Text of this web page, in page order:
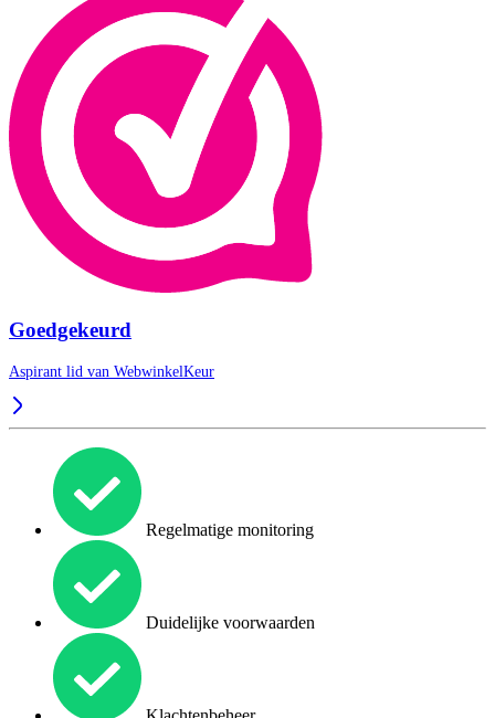
Goedgekeurd
Aspirant lid van WebwinkelKeur
Regelmatige monitoring
Duidelijke voorwaarden